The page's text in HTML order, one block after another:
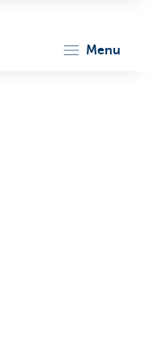
menu